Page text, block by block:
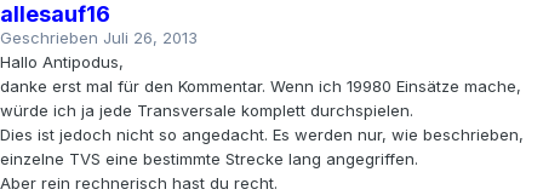
allesauf16
Geschrieben Juli 26, 2013
Hallo Antipodus,
danke erst mal für den Kommentar. Wenn ich 19980 Einsätze mache,
würde ich ja jede Transversale komplett durchspielen.
Dies ist jedoch nicht so angedacht. Es werden nur, wie beschrieben,
einzelne TVS eine bestimmte Strecke lang angegriffen.
Aber rein rechnerisch hast du recht.